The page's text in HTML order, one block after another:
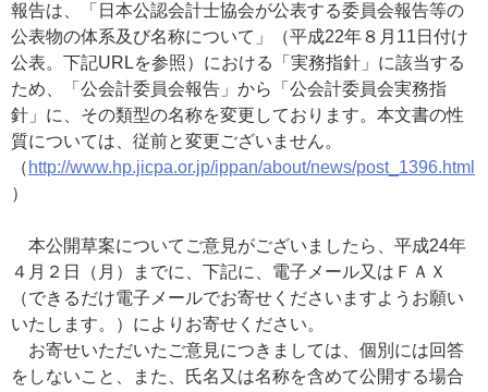
報告は、「日本公認会計士協会が公表する委員会報告等の
公表物の体系及び名称について」（平成22年８月11日付け
公表。下記URLを参照）における「実務指針」に該当する
ため、「公会計委員会報告」から「公会計委員会実務指
針」に、その類型の名称を変更しております。本文書の性
質については、従前と変更ございません。
（ http://www.hp.jicpa.or.jp/ippan/about/news/post_1396.html
）
本公開草案についてご意見がございましたら、平成24年
４月２日（月）までに、下記に、電子メール又はＦＡＸ
（できるだけ電子メールでお寄せくださいますようお願い
いたします。）によりお寄せください。
お寄せいただいたご意見につきましては、個別には回答
をしないこと、また、氏名又は名称を含めて公開する場合